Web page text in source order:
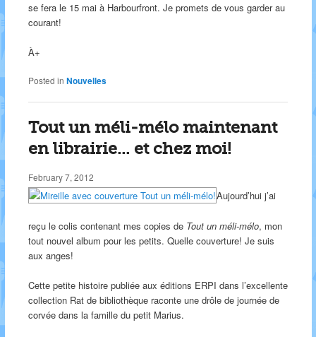
se fera le 15 mai à Harbourfront. Je promets de vous garder au
courant!
À+
Posted in Nouvelles
Tout un méli-mélo maintenant
en librairie… et chez moi!
February 7, 2012
Aujourd’hui j’ai
reçu le colis contenant mes copies de Tout un méli-mélo, mon
tout nouvel album pour les petits. Quelle couverture! Je suis
aux anges!
Cette petite histoire publiée aux éditions ERPI dans l’excellente
collection Rat de bibliothèque raconte une drôle de journée de
corvée dans la famille du petit Marius.